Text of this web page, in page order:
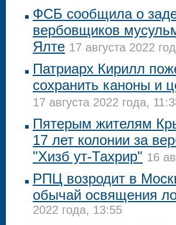
ФСБ сообщила о
вербовщиков
Ялте 17 августа 2022
Патриарх Кирилл
сохранить каноны и
17 августа 2022 года,
Пятерым жителям
17 лет колонии за
"Хизб ут-Тахрир" 16
РПЦ возродит в
обычай освящения
2022 года, 13:55